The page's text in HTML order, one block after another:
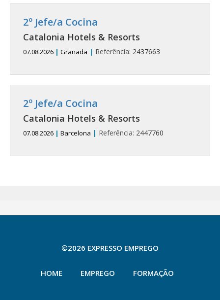
2º Jefe/a Cocina
Catalonia Hotels & Resorts
07.08.2026 | Granada | Referência: 2437663
2º Jefe/a Cocina
Catalonia Hotels & Resorts
07.08.2026 | Barcelona | Referência: 2447760
©2026 EXPRESSO EMPREGO
HOME EMPREGO FORMAÇÃO